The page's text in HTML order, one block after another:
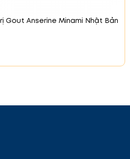
uống đều đặn mỗi ngày.Lưu Ý
bình thường và không ảnh
nên sử dụng cho trẻ em dưới
Gout Anserine Minami Nhật Bản